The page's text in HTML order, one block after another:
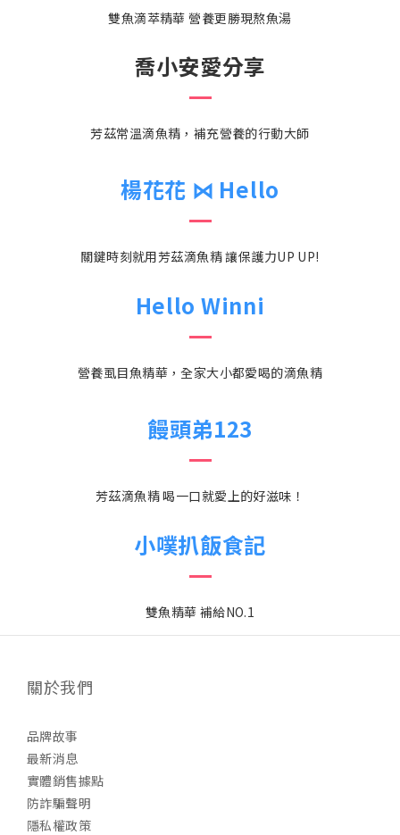
雙魚滴萃精華 營養更勝現熬魚湯
喬小安愛分享
芳茲常溫滴魚精，補充營養的行動大師
楊花花 ⋈ Hello
關鍵時刻就用芳茲滴魚精 讓保護力UP UP!
Hello Winni
營養虱目魚精華，全家大小都愛喝的滴魚精
饅頭弟123
芳茲滴魚精 喝一口就愛上的好滋味！
小噗扒飯食記
雙魚精華 補給NO.1
關於我們
品牌故事
最新消息
實體銷售據點
防詐騙聲明
隱私權政策